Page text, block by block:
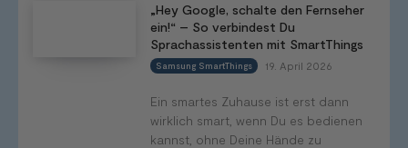
„Hey Google, schalte den Fernseher
ein!“ – So verbindest Du
Sprachassistenten mit SmartThings
Samsung SmartThings 19. April 2026
Ein smartes Zuhause ist erst dann
wirklich smart, wenn Du es bedienen
kannst, ohne Deine Hände zu